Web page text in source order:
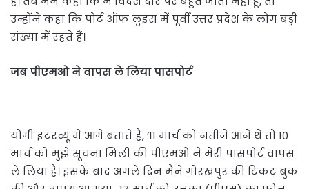
उन्होंने कहा कि पोर्ट ऑफ लुइस में पूर्वी उत्तर प्रदेश के लोग बड़ी
संख्या में रहते हैं।
जब पीएमओ ने वापस ले लिया पासपोर्ट
योगी इंटरव्यू में आगे बताते हैं, ’11 मार्च को नतीजे आने थे तो 10
मार्च को मुझे सूचना मिली की पीएमओ ने मेरी पासपोर्ट वापस
ले लिया है। इसके बाद अगले दिन मैंने गोरखपुर की टिकट बुक